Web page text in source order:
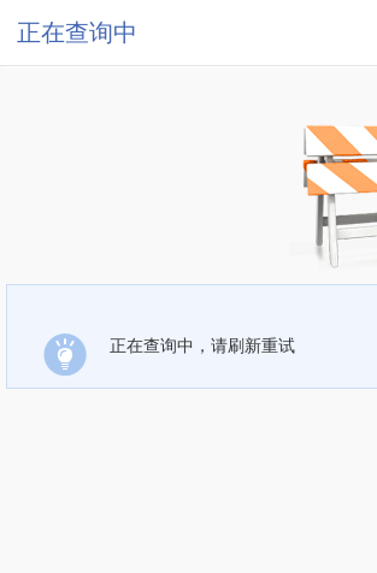
正在查询中
正在查询中，请刷新重试